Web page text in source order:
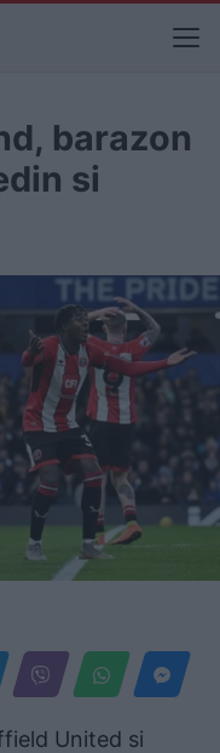
barazon
si
United si